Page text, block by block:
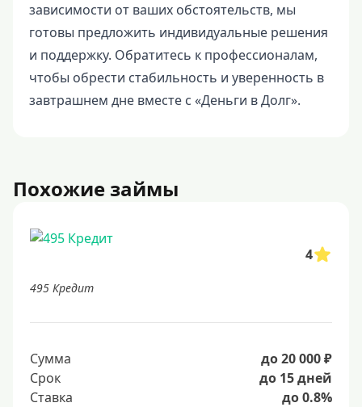
зависимости от ваших обстоятельств, мы
готовы предложить индивидуальные решения
и поддержку. Обратитесь к профессионалам,
чтобы обрести стабильность и уверенность в
завтрашнем дне вместе с «Деньги в Долг».
Похожие займы
4
495 Кредит
Сумма
до 20 000 ₽
Срок
до 15 дней
Ставка
до 0.8%